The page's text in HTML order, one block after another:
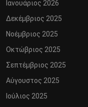
Ιανουάριος 2026
Δεκέμβριος 2025
Νοέμβριος 2025
Οκτώβριος 2025
Σεπτέμβριος 2025
Αύγουστος 2025
Ιούλιος 2025